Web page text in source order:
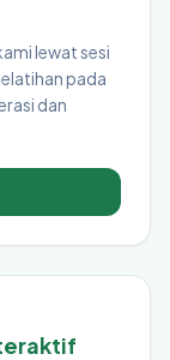
lewat sesi
pada
dan